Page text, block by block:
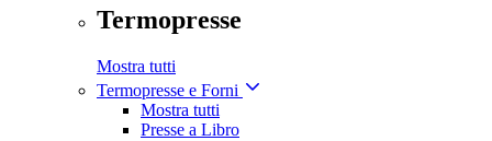
Termopresse
Mostra tutti
Termopresse e Forni
Mostra tutti
Presse a Libro